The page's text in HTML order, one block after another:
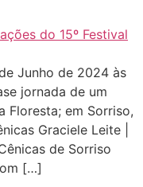
Junho de 2024 às
jornada de um
Floresta; em Sorriso,
Graciele Leite |
de Sorriso
[…]